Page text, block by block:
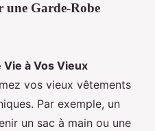
une Garde-Robe
à Vos Vieux
vos vieux vêtements
Par exemple, un
un sac à main ou une